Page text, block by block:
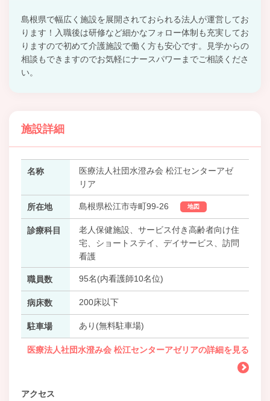
島根県で幅広く施設を展開されておられる法人が運営してお
ります！入職後は研修など細かなフォロー体制も充実してお
りますので初めて介護施設で働く方も安心です。見学からの
相談もできますのでお気軽にナースパワーまでご相談くださ
い。
施設詳細
名称
医療法人社団水澄み会 松江センターアゼ
リア
所在地 島根県松江市寺町99-26 地図
診療科目
老人保健施設、サービス付き高齢者向け住
宅、ショートステイ、デイサービス、訪問
看護
職員数 95名(内看護師10名位)
病床数 200床以下
駐車場 あり(無料駐車場)
医療法人社団水澄み会 松江センターアゼリアの詳細を見る
アクセス